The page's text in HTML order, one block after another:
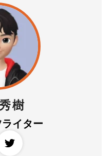
樹
イター